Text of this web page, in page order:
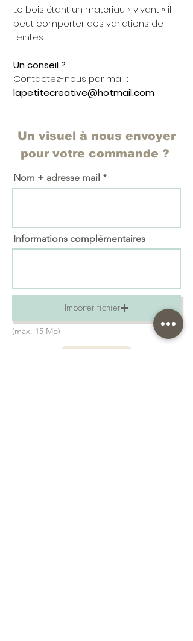
Le bois étant un matériau « vivant » il
peut comporter des variations de
teintes.
Un conseil ?
Contactez-nous par mail :
lapetitecreative@hotmail.com
Un visuel à nous envoyer
pour votre commande ?
Nom + adresse mail
Informations complémentaires
Importer fichier
(max. 15 Mo)
Envoyer